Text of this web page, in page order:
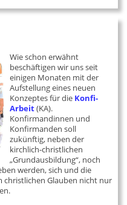
Wie schon erwähnt
beschäftigen wir uns seit
einigen Monaten mit der
Aufstellung eines neuen
Konzeptes für die Konfi-
Arbeit(KA).
Konfirmandinnen und
Konfirmanden soll
zukünftig, neben der
kirchlich-christlichen
„Grundausbildung“, noch
werden, sich und die
christlichen Glauben nicht nur